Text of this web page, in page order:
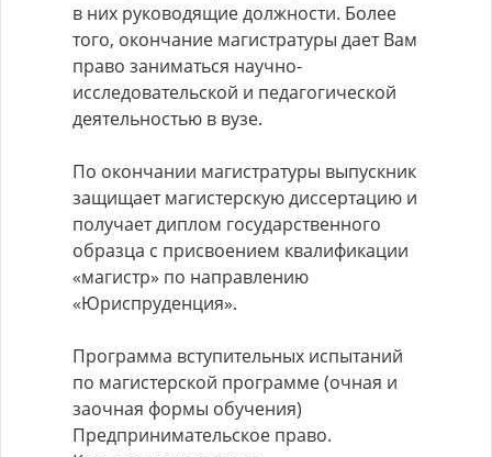
в них руководящие должности. Более
того, окончание магистратуры дает Вам
право заниматься научно-
исследовательской и педагогической
деятельностью в вузе.
По окончании магистратуры выпускник
защищает магистерскую диссертацию и
получает диплом государственного
образца с присвоением квалификации
«магистр» по направлению
«Юриспруденция».
Программа вступительных испытаний
по магистерской программе (очная и
заочная формы обучения)
Предпринимательское право.